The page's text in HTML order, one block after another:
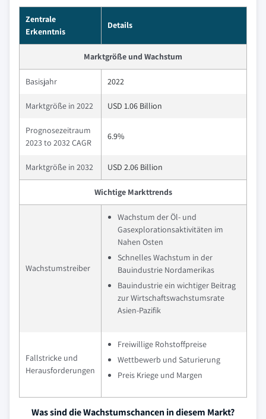
Zentrale
Erkenntnis
Details
Marktgröße und Wachstum
Basisjahr 2022
Marktgröße in 2022 USD 1.06 Billion
Prognosezeitraum
2023 to 2032 CAGR
6.9%
Marktgröße in 2032 USD 2.06 Billion
Wichtige Markttrends
Wachstumstreiber
Wachstum der Öl- und
Gasexplorationsaktivitäten im
Nahen Osten
Schnelles Wachstum in der
Bauindustrie Nordamerikas
Bauindustrie ein wichtiger Beitrag
zur Wirtschaftswachstumsrate
Asien-Pazifik
Fallstricke und
Herausforderungen
Freiwillige Rohstoffpreise
Wettbewerb und Saturierung
Preis Kriege und Margen
Was sind die Wachstumschancen in diesem Markt?